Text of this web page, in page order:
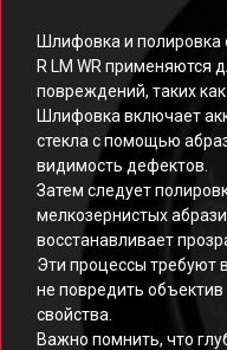
Шлифовка и полировка
R LM WR применяются
повреждений, таких
Шлифовка включает
стекла с помощью
видимость дефектов.
Затем следует
мелкозернистых
восстанавливает
Эти процессы требуют
не повредить объектив
свойства.
Важно помнить, что